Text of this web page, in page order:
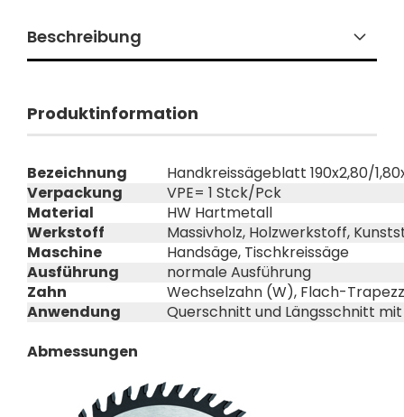
Beschreibung
Produktinformation
Bezeichnung
Handkreissägeblatt 190x2,80/
Verpackung
VPE= 1 Stck/Pck
Material
HW Hartmetall
Werkstoff
Massivholz, Holzwerkstoff,
Maschine
Handsäge, Tischkreissäge
Ausführung
normale Ausführung
Zahn
Wechselzahn (W), Flach-
Anwendung
Querschnitt und Längsschnitt
Abmessungen